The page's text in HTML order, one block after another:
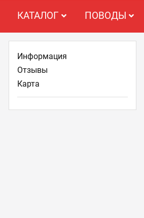
КАТАЛОГ ПОВОДЫ
Информация
Отзывы
Карта